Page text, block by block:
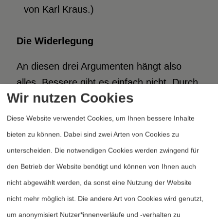
von Karl Kraus.)
Die Widerlegung
An diesen drei Argumenten hängt also
alles. Bessere gibt es einfach nicht. Durch
diese hohle Gasse muß mithin jede
lebensverpflichtete Entscheidungsfindung
hindurch. Es kann nun m.E. leicht gezeigt
werden, daß keines dieser drei Argumente
auch nur einem halbstündigen ernsthaften
Nachdenken standhält.
a) Das Legitimationsproblem
Wir nutzen Cookies
Diese Website verwendet Cookies, um Ihnen bessere Inhalte
bieten zu können. Dabei sind zwei Arten von Cookies zu
unterscheiden. Die notwendigen Cookies werden zwingend für
den Betrieb der Website benötigt und können von Ihnen auch
nicht abgewählt werden, da sonst eine Nutzung der Website
nicht mehr möglich ist. Die andere Art von Cookies wird genutzt,
um anonymisiert Nutzer*innenverläufe und -verhalten zu